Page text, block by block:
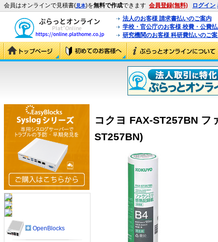
会員はオンラインで見積書(見本)を無料で作成できます 会員登録(無料) ログイン
法人のお客様 請求書払いのご案内
学校・官公庁のお客様 校費・公費
研究機関のお客様 科研費払いのご
コクヨ FAX-ST257BN フ
ST257BN)
OpenBlocks